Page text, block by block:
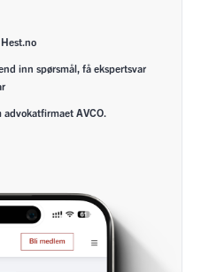
inn spørsmål, få ekspertsvar
AVCO.